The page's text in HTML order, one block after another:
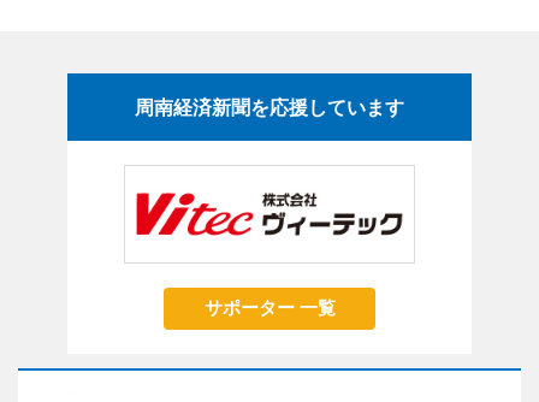
周南経済新聞を応援しています
サポーター 一覧